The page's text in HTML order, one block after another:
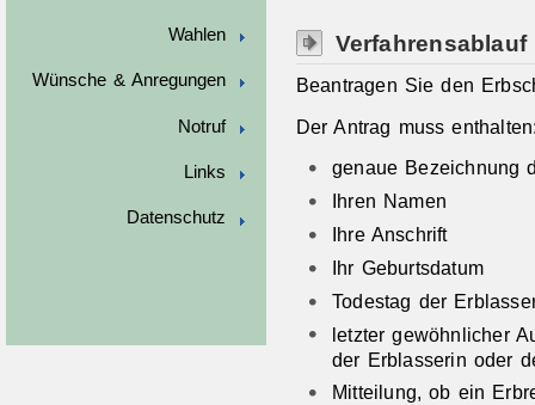
Wahlen
Wünsche & Anregungen
Notruf
Links
Datenschutz
Verfahrensablauf
Beantragen Sie den
Der Antrag muss
genaue Bezeichnung
Ihren Namen
Ihre Anschrift
Ihr Geburtsdatum
Todestag der
letzter gewöhnlicher
der Erblasserin oder
Mitteilung, ob ein